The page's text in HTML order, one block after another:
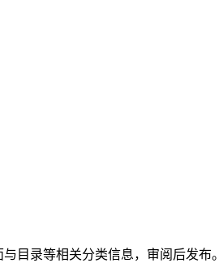
目录等相关分类信息，审阅后发布。